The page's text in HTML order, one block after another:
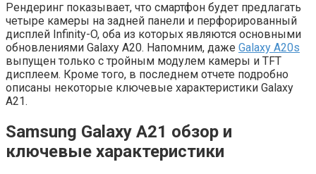
Рендеринг показывает, что смартфон будет предлагать
четыре камеры на задней панели и перфорированный
дисплей Infinity-O, оба из которых являются основными
обновлениями Galaxy A20. Напомним, даже Galaxy A20s
выпущен только с тройным модулем камеры и TFT
дисплеем. Кроме того, в последнем отчете подробно
описаны некоторые ключевые характеристики Galaxy
A21.
Samsung Galaxy A21 обзор и
ключевые характеристики